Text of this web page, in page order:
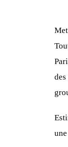
des